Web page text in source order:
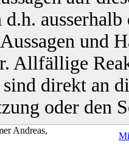
und
Allfällige
sind direkt an
oder den
Andreas,